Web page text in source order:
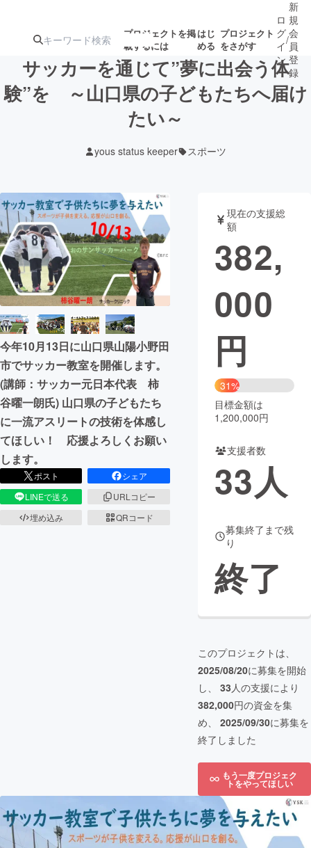
プロジェクトを掲
載するには
はじ
める
プロジェクト
をさがす
注目の新着プロ 募集終了が近いプ
テクノロジー・ガジェット
映像・映画 書籍・雑誌
ビジネス・起業 チャレンジ
まちづくり・地域活性化
CAMPFIRE for Social Good
CAMPFIRE Creation
CAMPFIREふるさと納税machi-ya コミュニティ
ロ
グ
イ
ン
/
新
規
会
員
登
録
サッカーを通じて”夢に出会う体
験”を ～山口県の子どもたちへ届け
たい～
yous status keeper スポーツ
今年10月13日に山口県山陽小野田
市でサッカー教室を開催します。
(講師：サッカー元日本代表 柿
谷曜一朗氏) 山口県の子どもたち
に一流アスリートの技術を体感し
てほしい！ 応援よろしくお願い
します。
ポスト
シェア
LINEで送る
URLコピー
埋め込み
QRコード
現在の支援総
額
382,
000
円
31%
目標金額は
1,200,000円
支援者数
33人
募集終了まで残
り
終了
このプロジェクトは、
2025/08/20に募集を開始
し、 33人の支援により
382,000円の資金を集
め、 2025/09/30に募集を
終了しました
もう一度プロジェク
トをやってほしい